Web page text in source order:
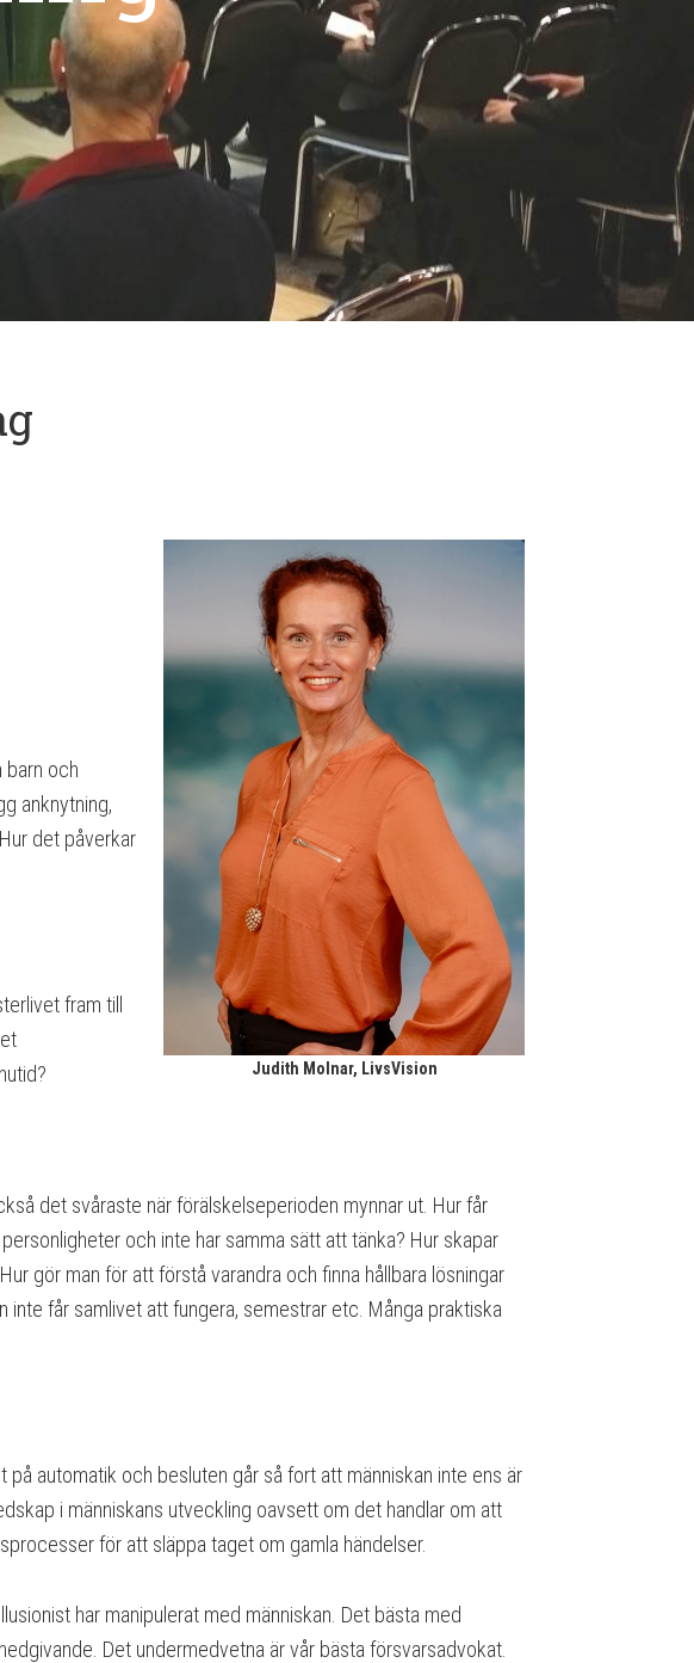
Judith Molnar, LivsVision
barn och
anknytning,
det påverkar
fram till
det svåraste när förälskelseperioden mynnar ut. Hur får
och inte har samma sätt att tänka? Hur skapar
gör man för att förstå varandra och finna hållbara lösningar
inte får samlivet att fungera, semestrar etc. Många praktiska
automatik och besluten går så fort att människan inte ens är
i människans utveckling oavsett om det handlar om att
för att släppa taget om gamla händelser.
har manipulerat med människan. Det bästa med
Det undermedvetna är vår bästa försvarsadvokat.